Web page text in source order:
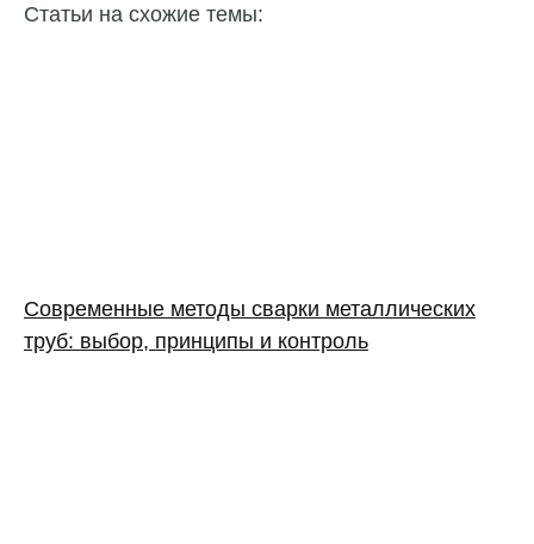
Статьи на схожие темы:
Современные методы сварки металлических
труб: выбор, принципы и контроль